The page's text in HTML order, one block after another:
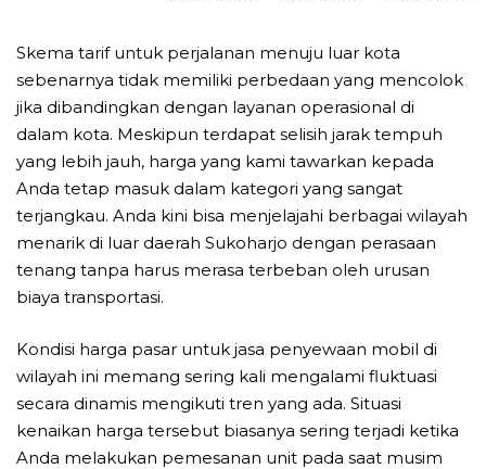
Skema tarif untuk perjalanan menuju luar kota
sebenarnya tidak memiliki perbedaan yang mencolok
jika dibandingkan dengan layanan operasional di
dalam kota. Meskipun terdapat selisih jarak tempuh
yang lebih jauh, harga yang kami tawarkan kepada
Anda tetap masuk dalam kategori yang sangat
terjangkau. Anda kini bisa menjelajahi berbagai wilayah
menarik di luar daerah Sukoharjo dengan perasaan
tenang tanpa harus merasa terbeban oleh urusan
biaya transportasi.
Kondisi harga pasar untuk jasa penyewaan mobil di
wilayah ini memang sering kali mengalami fluktuasi
secara dinamis mengikuti tren yang ada. Situasi
kenaikan harga tersebut biasanya sering terjadi ketika
Anda melakukan pemesanan unit pada saat musim